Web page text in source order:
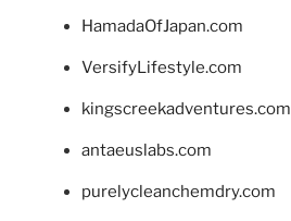
HamadaOfJapan.com
VersifyLifestyle.com
kingscreekadventures.com
antaeuslabs.com
purelycleanchemdry.com